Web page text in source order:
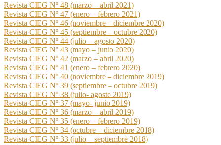
Revista CIEG Nº 33 (julio – septiembre 2018)
Revista CIEG Nº 34 (octubre – diciembre 2018)
Revista CIEG Nº 35 (enero – febrero 2019)
Revista CIEG Nº 36 (marzo – abril 2019)
Revista CIEG Nº 37 (mayo- junio 2019)
Revista CIEG Nº 38 (julio- agosto 2019)
Revista CIEG Nº 39 (septiembre – octubre 2019)
Revista CIEG Nº 40 (noviembre – diciembre 2019)
Revista CIEG Nº 41 (enero – febrero 2020)
Revista CIEG Nº 42 (marzo – abril 2020)
Revista CIEG Nº 43 (mayo – junio 2020)
Revista CIEG Nº 44 (julio – agosto 2020)
Revista CIEG Nº 45 (septiembre – octubre 2020)
Revista CIEG Nº 46 (noviembre – diciembre 2020)
Revista CIEG Nº 47 (enero – febrero 2021)
Revista CIEG Nº 48 (marzo – abril 2021)